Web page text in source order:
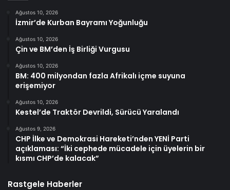
Ağustos 10, 2026
İzmir’de Kurban Bayramı Yoğunluğu
Ağustos 10, 2026
Çin ve BM’den İş Birliği Vurgusu
Ağustos 10, 2026
BM: 400 milyondan fazla Afrikalı içme suyuna
erişemiyor
Ağustos 10, 2026
Kestel’de Traktör Devrildi, Sürücü Yaralandı
Ağustos 9, 2026
CHP İlke ve Demokrasi Hareketi’nden YENİ Parti
açıklaması: “İki cephede mücadele için üyelerin bir
kısmı CHP’de kalacak”
Rastgele Haberler